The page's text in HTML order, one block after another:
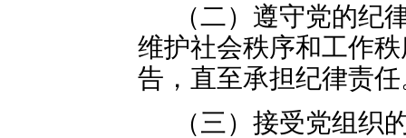
（二）遵守党的纪
维护社会秩序和工作
告，直至承担纪律责
（三）接受党组织